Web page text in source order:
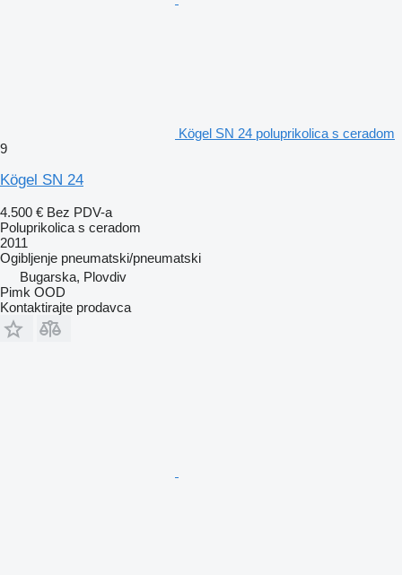
Kögel SN 24 poluprikolica s ceradom
9
Kögel SN 24
4.500 € Bez PDV-a
Poluprikolica s ceradom
2011
Ogibljenje pneumatski/pneumatski
Bugarska, Plovdiv
Pimk OOD
Kontaktirajte prodavca